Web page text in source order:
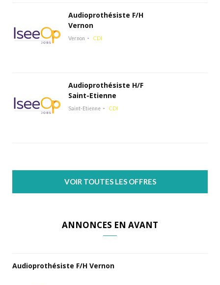
Audioprothésiste F/H
Vernon
Vernon CDI
Audioprothésiste H/F
Saint-Etienne
Saint-Etienne CDI
VOIR TOUTES LES OFFRES
ANNONCES EN AVANT
Audioprothésiste F/H Vernon